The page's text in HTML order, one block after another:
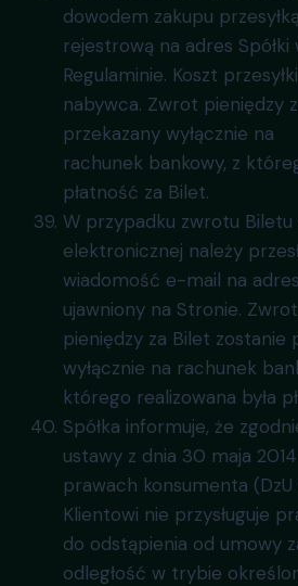
dowodem zakupu przesyłką
rejestrową na adres Spółki
Regulaminie. Koszt
nabywca. Zwrot pieniędzy
przekazany wyłącznie na
rachunek bankowy, z
płatność za Bilet.
W przypadku zwrotu
elektronicznej należy
wiadomość e-mail na
ujawniony na Stronie. Zwrot
pieniędzy za Bilet zostanie
wyłącznie na rachunek
którego realizowana była
Spółka informuje, że
ustawy z dnia 30 maja
prawach konsumenta (DzU
Klientowi nie przysługuje
do odstąpienia od umowy
odległość w trybie